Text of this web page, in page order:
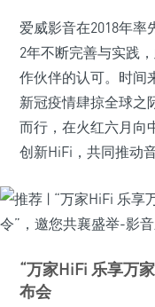
爱威影音在2018年率
2年不断完善与实践
作伙伴的认可。时间
新冠疫情肆掠全球之
而行，在火红六月向
创新HiFi，共同推动
“万家HiFi 乐享万
布会